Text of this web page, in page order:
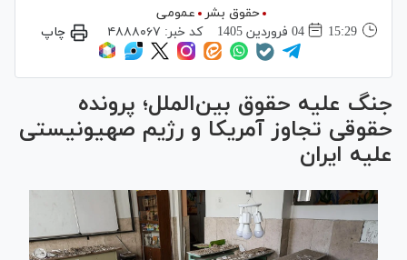
حقوق بشر
عمومی
15:29
04 فروردين 1405 کد خبر: ۴۸۸۸۰۶۷ چاپ
جنگ علیه حقوق بین‌الملل؛ پرونده
حقوقی تجاوز آمریکا و رژیم صهیونیستی
علیه ایران